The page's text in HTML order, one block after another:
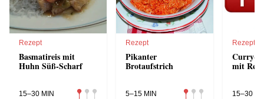
Rezept
Basmatireis mit
Huhn Süß-Scharf
15–30 MIN
Rezept
Pikanter
Brotaufstrich
5–15 MIN
Rezept
Curry-
mit Reis
15–30